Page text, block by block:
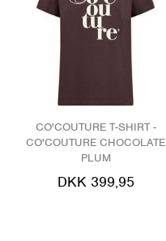
CO'COUTURE T-SHIRT -
CO'COUTURE CHOCOLATE
PLUM
DKK 399,95